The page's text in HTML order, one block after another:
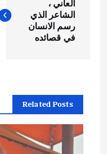
ص
م
العاني ،
الشاعر الذي
رسم الانسان
في قصائده
Related Posts